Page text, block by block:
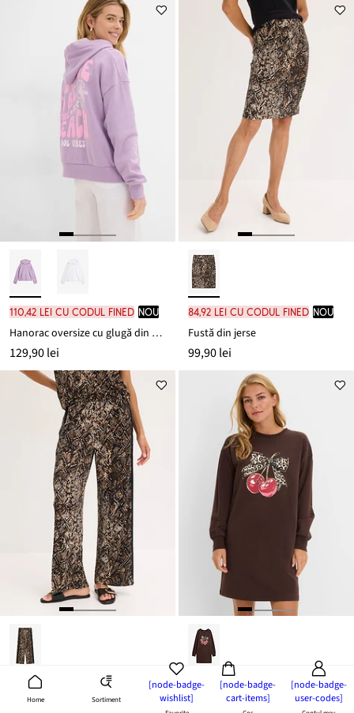
Home Sortiment
[node-badge-
wishlist]
[node-badge-
cart-items]
[node-badge-
user-codes]
110,42 lei cu codul FINED nou
Hanorac oversize cu glugă din amestec moale cu bumbac
129,90 lei
84,92 lei cu codul FINED nou
Fustă din jerse
99,90 lei
118,92 lei cu codul FINED nou 144,42 lei cu codul FINED nou
Rochie casual din bumbac organic 100%